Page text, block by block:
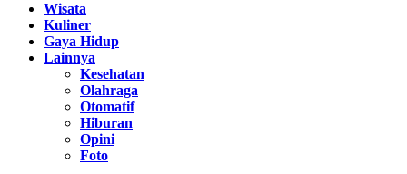
Wisata
Kuliner
Gaya Hidup
Lainnya
Kesehatan
Olahraga
Otomatif
Hiburan
Opini
Foto